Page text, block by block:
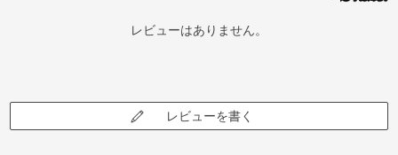
レビューはありません。
レビューを書く